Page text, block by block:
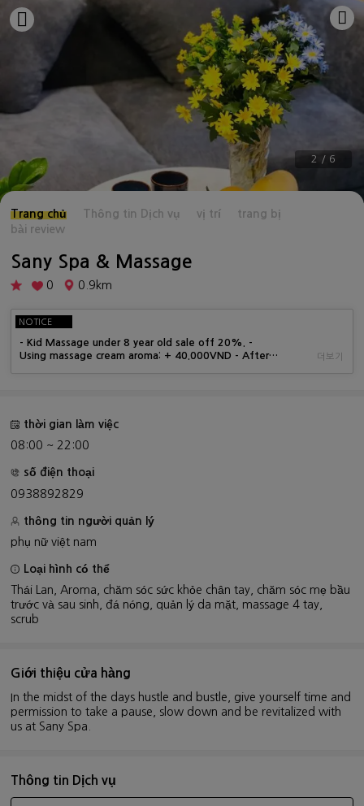
2 / 6
Trang chủ Thông tin Dịch vụ vị trí
trang bị
bài review
Sany Spa & Massage
0 0.9km
NOTICE
- Kid Massage under 8 year old sale off 20%. -
Using massage cream aroma: + 40.000VND - After
더보기
thời gian làm việc
08:00 ~ 22:00
số điện thoại
0938892829
thông tin người quản lý
phụ nữ việt nam
Loại hình có thể
Thái Lan, Aroma, chăm sóc sức khỏe chân tay, chăm sóc mẹ bầu
trước và sau sinh, đá nóng, quản lý da mặt, massage 4 tay,
scrub
Giới thiệu cửa hàng
In the midst of the days hustle and bustle, give yourself time and
permission to take a pause, slow down and be revitalized with
us at Sany Spa.
Thông tin Dịch vụ